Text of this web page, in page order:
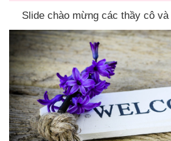
Slide chào mừng các thầy cô và